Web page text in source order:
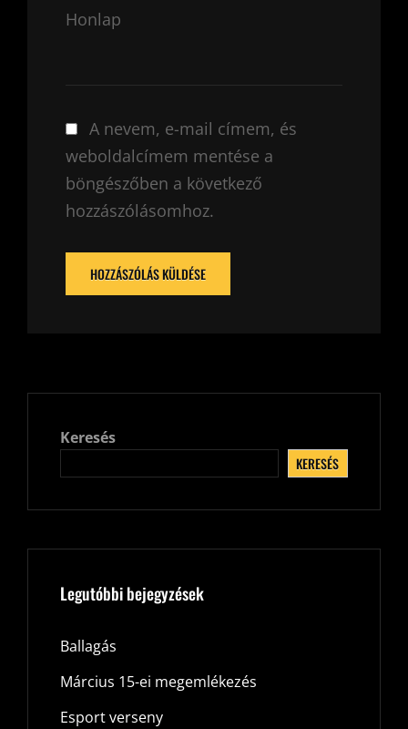
Honlap
A nevem, e-mail címem, és
weboldalcímem mentése a
böngészőben a következő
hozzászólásomhoz.
Keresés
KERESÉS
Legutóbbi bejegyzések
Ballagás
Március 15-ei megemlékezés
Esport verseny